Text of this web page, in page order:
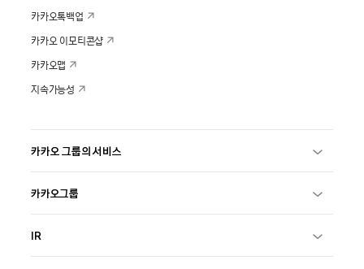
카카오톡백업
카카오 이모티콘샵
카카오맵
지속가능성
카카오 그룹의 서비스
카카오그룹
IR